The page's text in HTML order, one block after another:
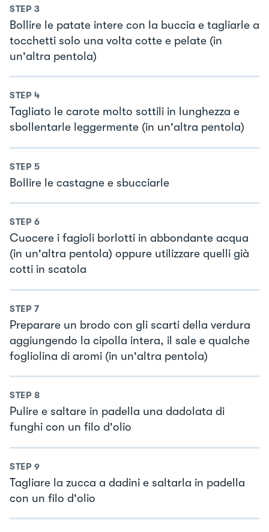
STEP 3
Bollire le patate intere con la buccia e tagliarle a
tocchetti solo una volta cotte e pelate (in
un'altra pentola)
STEP 4
Tagliato le carote molto sottili in lunghezza e
sbollentarle leggermente (in un'altra pentola)
STEP 5
Bollire le castagne e sbucciarle
STEP 6
Cuocere i fagioli borlotti in abbondante acqua
(in un'altra pentola) oppure utilizzare quelli già
cotti in scatola
STEP 7
Preparare un brodo con gli scarti della verdura
aggiungendo la cipolla intera, il sale e qualche
fogliolina di aromi (in un'altra pentola)
STEP 8
Pulire e saltare in padella una dadolata di
funghi con un filo d'olio
STEP 9
Tagliare la zucca a dadini e saltarla in padella
con un filo d'olio